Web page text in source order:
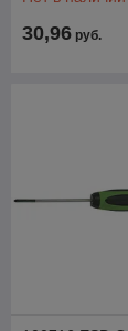
30,96 руб.